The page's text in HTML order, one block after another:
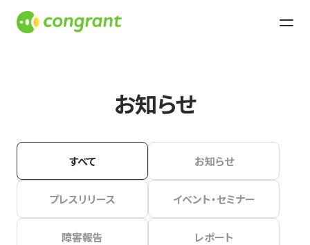
お知らせ
すべて お知らせ
プレスリリース イベント・セミナー
障害報告 レポート